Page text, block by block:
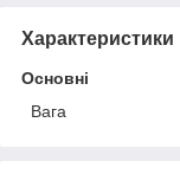
Характеристики
Основні
Вага